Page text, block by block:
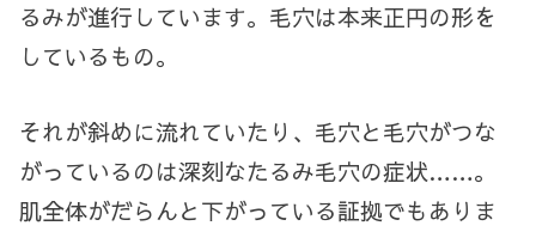
るみが進行しています。毛穴は本来正円の形を
しているもの。
それが斜めに流れていたり、毛穴と毛穴がつな
がっているのは深刻なたるみ毛穴の症状……。
肌全体がだらんと下がっている証拠でもありま